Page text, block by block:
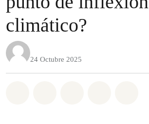
climático?
24 Octubre 2025